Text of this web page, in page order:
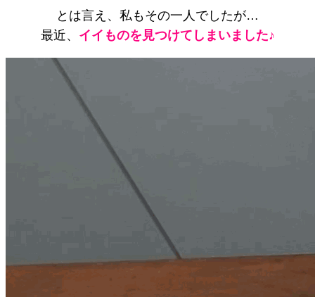
とは言え、私もその一人でしたが…
最近、 イイものを見つけてしまいました♪